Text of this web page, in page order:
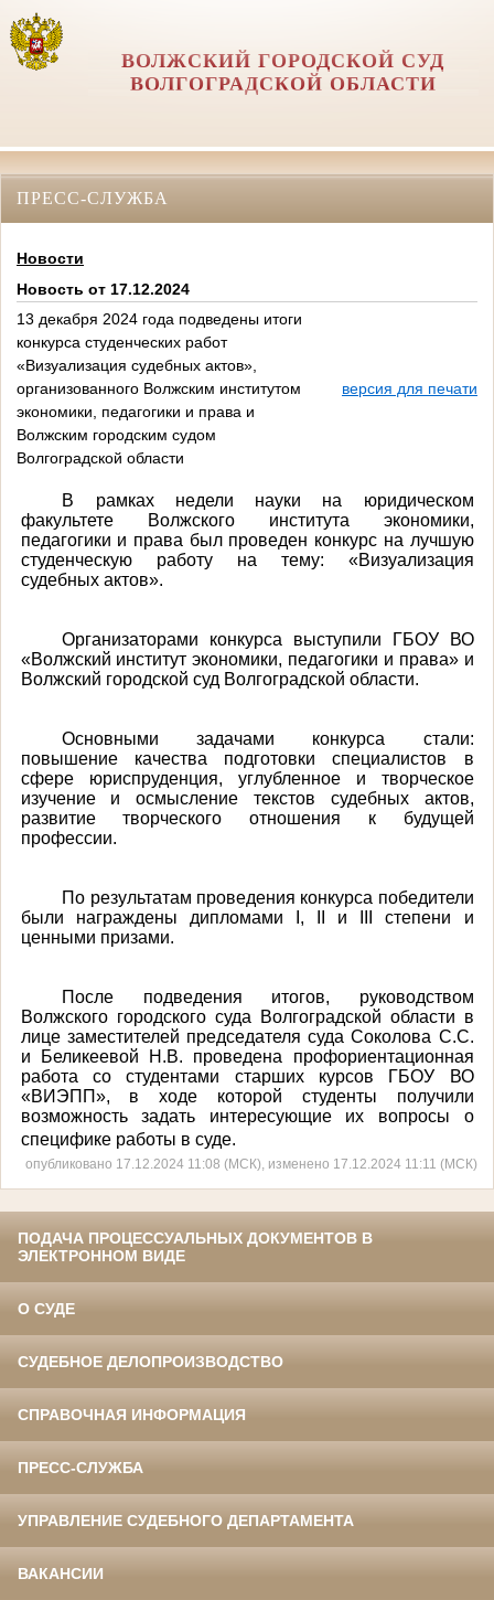
ВОЛЖСКИЙ ГОРОДСКОЙ СУД
ВОЛГОГРАДСКОЙ ОБЛАСТИ
ПРЕСС-СЛУЖБА
Новости
Новость от 17.12.2024
13 декабря 2024 года подведены итоги
конкурса студенческих работ
«Визуализация судебных актов»,
организованного Волжским институтом
экономики, педагогики и права и
Волжским городским судом
Волгоградской области
версия для печати
В рамках недели науки на юридическом
факультете Волжского института экономики,
педагогики и права был проведен конкурс на лучшую
студенческую работу на тему: «Визуализация
судебных актов».
Организаторами конкурса выступили ГБОУ ВО
«Волжский институт экономики, педагогики и права» и
Волжский городской суд Волгоградской области.
Основными задачами конкурса стали:
повышение качества подготовки специалистов в
сфере юриспруденция, углубленное и творческое
изучение и осмысление текстов судебных актов,
развитие творческого отношения к будущей
профессии.
По результатам проведения конкурса победители
были награждены дипломами
, II и III степени и
ценными призами.
После подведения итогов, руководством
Волжского городского суда Волгоградской области в
лице заместителей председателя суда Соколова С.С.
и Беликеевой Н.В. проведена профориентационная
работа со студентами старших курсов ГБОУ ВО
«ВИЭПП», в ходе которой студенты получили
возможность задать интересующие их вопросы о
специфике работы в суде.
опубликовано 17.12.2024 11:08 (МСК), изменено 17.12.2024 11:11 (МСК)
ПОДАЧА ПРОЦЕССУАЛЬНЫХ ДОКУМЕНТОВ В
ЭЛЕКТРОННОМ ВИДЕ
О СУДЕ
СУДЕБНОЕ ДЕЛОПРОИЗВОДСТВО
СПРАВОЧНАЯ ИНФОРМАЦИЯ
ПРЕСС-СЛУЖБА
УПРАВЛЕНИЕ СУДЕБНОГО ДЕПАРТАМЕНТА
ВАКАНСИИ